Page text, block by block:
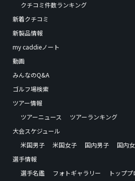
クチコミ件数ランキング
新着クチコミ
新製品情報
my caddieノート
動画
みんなのQ&A
ゴルフ場検索
ツアー情報
ツアーニュース
ツアーランキング
大会スケジュール
米国男子
米国女子 国内男子
国内
選手情報
選手名鑑
フォトギャラリー
トップ